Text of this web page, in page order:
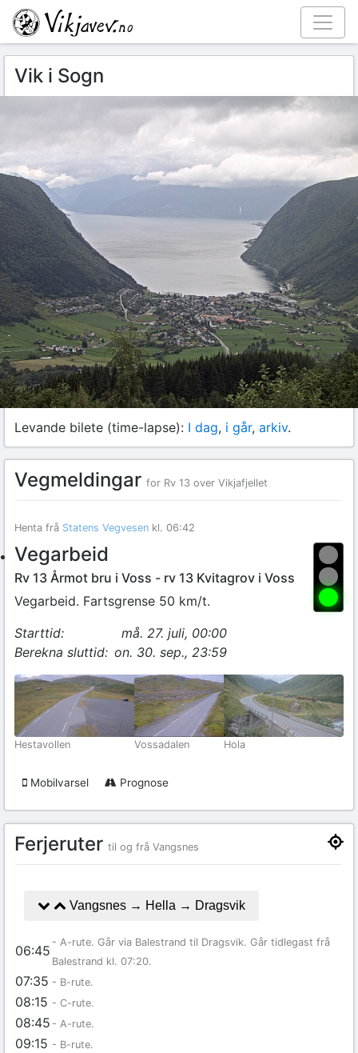
Vik i Sogn
Levande bilete (time-lapse): I dag, i går, arkiv.
Vegmeldingar for Rv 13 over Vikjafjellet
Henta frå Statens Vegvesen kl. 06:42
Vegarbeid
Rv 13 Årmot bru i Voss - rv 13 Kvitagrov i Voss
Vegarbeid. Fartsgrense 50 km/t.
Starttid:
må. 27. juli, 00:00
Berekna sluttid: on. 30. sep., 23:59
Hestavollen Vossadalen Hola
Mobilvarsel Prognose
Ferjeruter til og frå Vangsnes
Vangsnes → Hella → Dragsvik
06:45
- A-rute. Går via Balestrand til Dragsvik. Går tidlegast frå
Balestrand kl. 07:20.
07:35 - B-rute.
08:15 - C-rute.
08:45 - A-rute.
09:15 - B-rute.